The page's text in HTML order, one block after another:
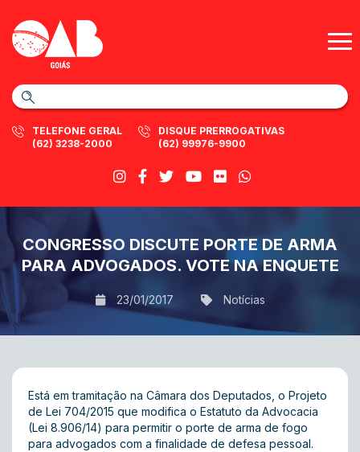
TELEFONE GERAL
(62) 3238-2000
DISQUE PRERROGATIVAS
(62) 99976-9900
CONGRESSO DISCUTE PORTE DE ARMA
PARA ADVOGADOS. VOTE NA ENQUETE
23/01/2017 Notícias
Está em tramitação na Câmara dos Deputados, o Projeto
de Lei 704/2015 que modifica o Estatuto da Advocacia
(Lei 8.906/14) para permitir o porte de arma de fogo
para advogados com a finalidade de defesa pessoal.